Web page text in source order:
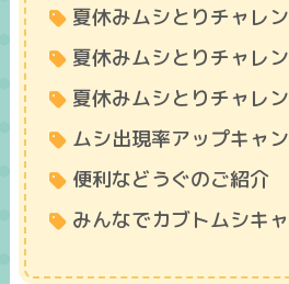
夏休みムシとりチャレ
夏休みムシとりチャレ
夏休みムシとりチャレ
ムシ出現率アップキャ
便利などうぐのご紹介
みんなでカブトムシキ